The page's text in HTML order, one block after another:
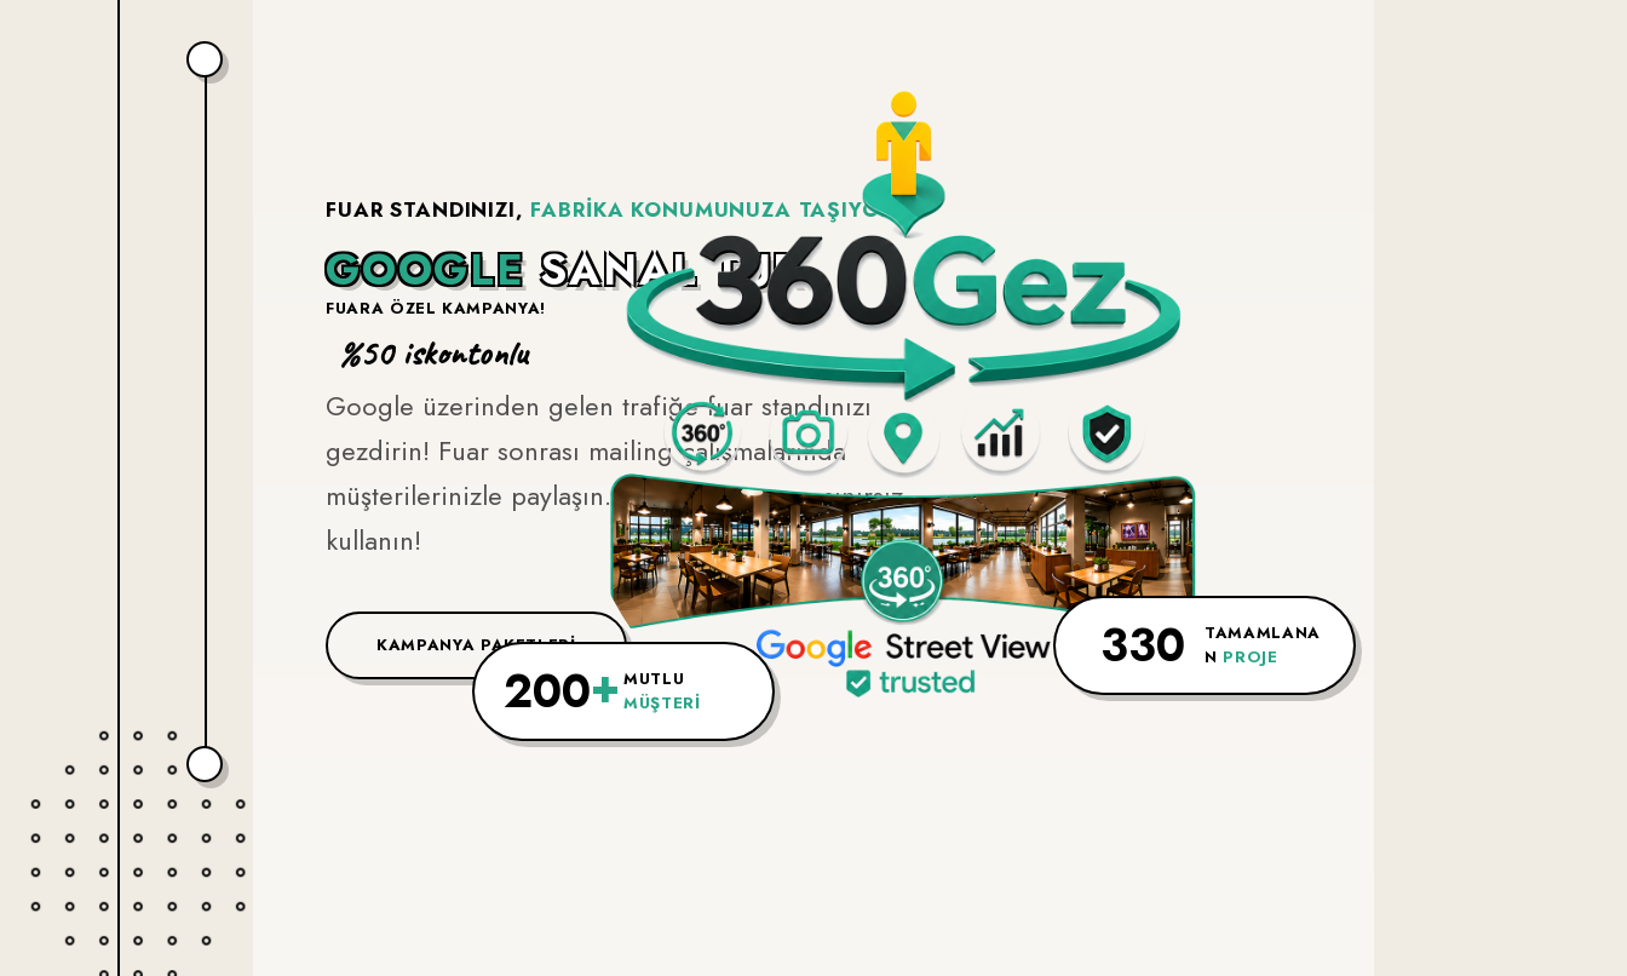
FUAR STANDINIZI, FABRIKA KONUMUNUZA TAŞIYORUZ!
GOOGLE SANAL TUR
FUARA ÖZEL KAMPANYA!
%50 iskontonlu
Google üzerinden gelen trafiğe fuar standınızı
gezdirin! Fuar sonrası mailing çalışmalarında
müşterilerinizle paylaşın. Bir kere yaptırın, sınırsız
kullanın!
KAMPANYA PAKETLERİ
200+ MUTLU
MÜŞTERI
330
TAMAMLANA
N PROJE